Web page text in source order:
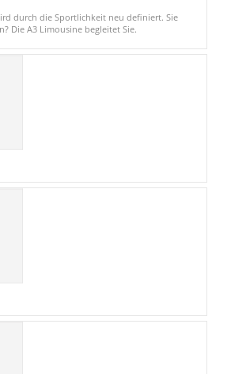
durch die Sportlichkeit neu definiert. Sie
Die A3 Limousine begleitet Sie.